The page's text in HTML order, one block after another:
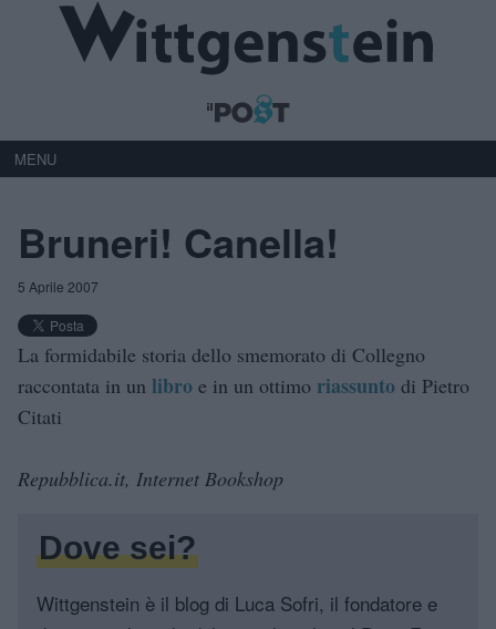
MENU
Bruneri! Canella!
5 Aprile 2007
La formidabile storia dello smemorato di Collegno
raccontata in un libro e in un ottimo riassunto di Pietro
Citati
Repubblica.it, Internet Bookshop
Dove sei?
Wittgenstein è il blog di Luca Sofri, il fondatore e